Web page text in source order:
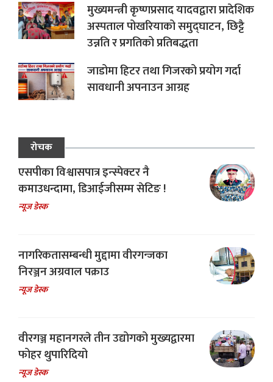
मुख्यमन्त्री कृष्णप्रसाद यादवद्वारा प्रादेशिक
अस्पताल पोखरियाको समुद्घाटन, छिट्टै
उन्नति र प्रगतिको प्रतिबद्धता
जाडोमा हिटर तथा गिजरको प्रयोग गर्दा
सावधानी अपनाउन आग्रह
रोचक
एसपीका विश्वासपात्र इन्स्पेक्टर नै
कमाउधन्दामा, डिआईजीसम्म सेटिङ !
न्यूज डेस्क
नागरिकतासम्बन्धी मुद्दामा वीरगन्जका
निरञ्जन अग्रवाल पक्राउ
न्यूज डेस्क
वीरगञ्ज महानगरले तीन उद्योगको मुख्यद्वारमा
फोहर थुपारिदियो
न्यूज डेस्क